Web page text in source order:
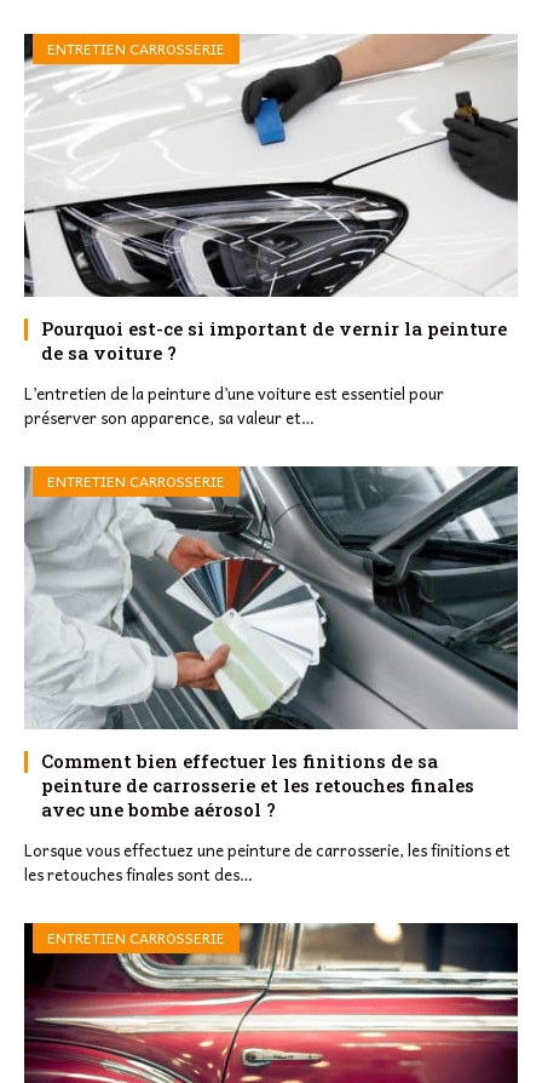
ENTRETIEN CARROSSERIE
Pourquoi est-ce si important de vernir la peinture
de sa voiture ?
L’entretien de la peinture d’une voiture est essentiel pour
préserver son apparence, sa valeur et…
ENTRETIEN CARROSSERIE
Comment bien effectuer les finitions de sa
peinture de carrosserie et les retouches finales
avec une bombe aérosol ?
Lorsque vous effectuez une peinture de carrosserie, les finitions et
les retouches finales sont des…
ENTRETIEN CARROSSERIE